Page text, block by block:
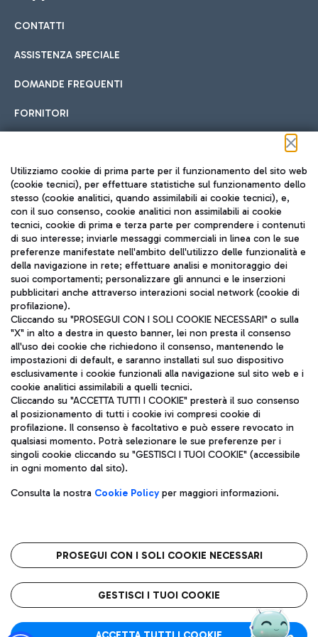
Cucina Internazionale
Fast Food
Pizza
Gelateria
Wine Bar & Sparkling
Hotel in aeroporto
Scegli l'alloggio più adatto e approfitta della vicinanza
all'aeroporto.
Car sharing
Con il Car Sharing è ancora più facile spostarsi
Treno
Raggiungi velocemente l'aeroporto di Fiumicino da Roma
tramite i servizi ferroviari Trenitalia.
Autobus
Scopri le linee di autobus per raggiungere l'aeroporto
Leonardo Da Vinci.
Raggiungi l’aeroporto senza pensieri con il servizio di taxi a
Ristoranti
Scopri la nostra offerta per una pausa gustosa in aeroporto
Mappa Aeroporto Fiumicino
CONTATTI
ASSISTENZA SPECIALE
DOMANDE FREQUENTI
FORNITORI
Seguici sui social
TRAVEL JOURNAL
ITA
Aeroporti di Roma S.p.A. - Società soggetta a direzione e
coordinamento di Mundys S.p.A.
Codice fiscale e Registro delle Imprese di Roma 13032990155 P.
IVA 06572251004
Capitale sociale 62.224.743,00 int. vers.
Sede legale: Via Pier Paolo Racchetti 1 - 00054 Fiumicino (RM)
telefono +39 06 65951
Privacy policy
Note legali
Roma FCO
L'aeroporto stellato
Utilizziamo cookie di prima parte per il funzionamento del sito web
(cookie tecnici), per effettuare statistiche sul funzionamento dello
stesso (cookie analitici, quando assimilabili ai cookie tecnici), e,
con il suo consenso, cookie analitici non assimilabili ai cookie
tecnici, cookie di prima e terza parte per comprendere i contenuti
di suo interesse; inviarle messaggi commerciali in linea con le sue
preferenze manifestate nell'ambito dell'utilizzo delle funzionalità e
della navigazione in rete; effettuare analisi e monitoraggio dei
suoi comportamenti; personalizzare gli annunci e le inserzioni
pubblicitari anche attraverso interazioni social network (cookie di
profilazione).
Cliccando su "PROSEGUI CON I SOLI COOKIE NECESSARI" o sulla
"X" in alto a destra in questo banner, lei non presta il consenso
all'uso dei cookie che richiedono il consenso, mantenendo le
impostazioni di default, e saranno installati sul suo dispositivo
esclusivamente i cookie funzionali alla navigazione sul sito web e i
cookie analitici assimilabili a quelli tecnici.
Cliccando su "ACCETTA TUTTI I COOKIE" presterà il suo consenso
al posizionamento di tutti i cookie ivi compresi cookie di
profilazione. Il consenso è facoltativo e può essere revocato in
qualsiasi momento. Potrà selezionare le sue preferenze per i
singoli cookie cliccando su "GESTISCI I TUOI COOKIE" (accessibile
in ogni momento dal sito).
Consulta la nostra Cookie Policyper maggiori informazioni.
PROSEGUI CON I SOLI COOKIE NECESSARI
GESTISCI I TUOI COOKIE